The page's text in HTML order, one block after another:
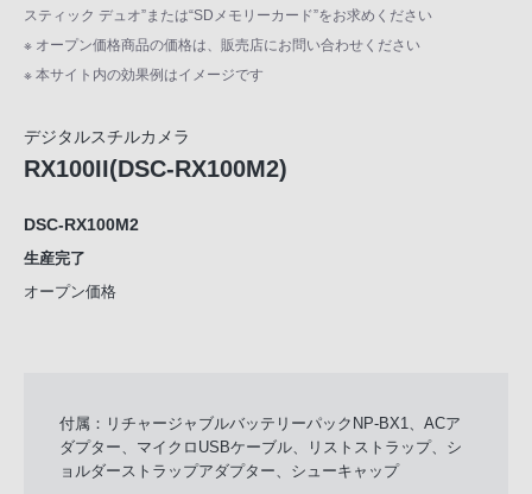
スティック デュオ”または“SDメモリーカード”をお求めください
※ オープン価格商品の価格は、販売店にお問い合わせください
※ 本サイト内の効果例はイメージです
デジタルスチルカメラ
RX100II(DSC-RX100M2)
DSC-RX100M2
生産完了
オープン価格
付属：リチャージャブルバッテリーパックNP-BX1、ACア
ダプター、マイクロUSBケーブル、リストストラップ、シ
ョルダーストラップアダプター、シューキャップ